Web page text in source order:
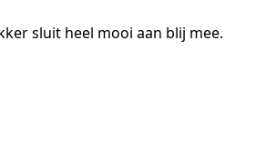
sluit heel mooi aan blij mee.